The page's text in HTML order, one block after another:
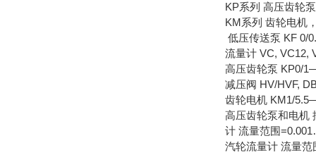
KP系列 高压齿轮
KM系列 齿轮电机
低压传送泵 KF 0/
流量计 VC, VC12,
高压齿轮泵 KP0/
减压阀 HV/HVF,
齿轮电机 KM1/
高压齿轮泵和电机
计 流量范围
汽轮流量计 流量